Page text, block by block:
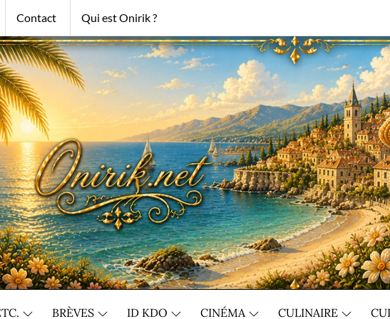
Contact Qui est Onirik ?
BRÈVES ID KDO CINÉMA CULINAIRE